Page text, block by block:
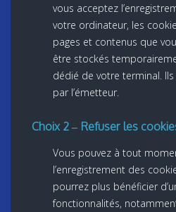
vous acceptez
votre ordinateur, les
pages et contenus que
être stockés
dédié de votre terminal.
par l’émetteur.
Choix 2 – Refuser les
Vous pouvez à tout
l’enregistrement des
pourrez plus bénéficier
fonctionnalités,